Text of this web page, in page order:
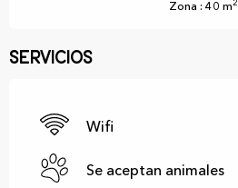
Zona : 40 m2
Servicios
Wifi
Se aceptan animales